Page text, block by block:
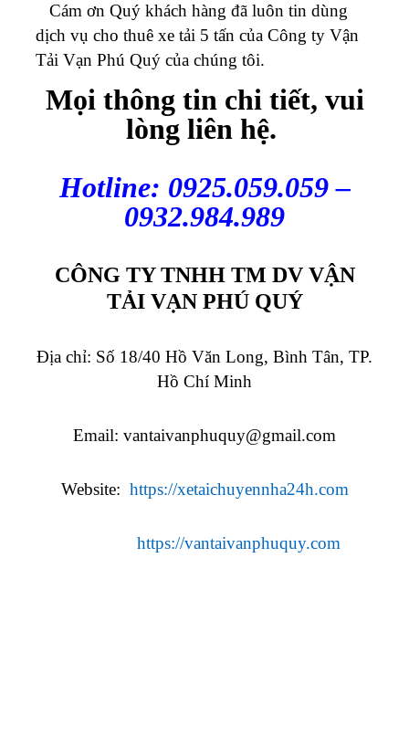
Cám ơn Quý khách hàng đã luôn tin dùng
dịch vụ cho thuê xe tải 5 tấn của Công ty Vận
Tải Vạn Phú Quý của chúng tôi.
Mọi thông tin chi tiết, vui
lòng liên hệ.
Hotline: 0925.059.059 –
0932.984.989
CÔNG TY TNHH TM DV VẬN
TẢI VẠN PHÚ QUÝ
Địa chỉ: Số 18/40 Hồ Văn Long, Bình Tân, TP.
Hồ Chí Minh
Email: vantaivanphuquy@gmail.com
Website: https://xetaichuyennha24h.com
https://vantaivanphuquy.com